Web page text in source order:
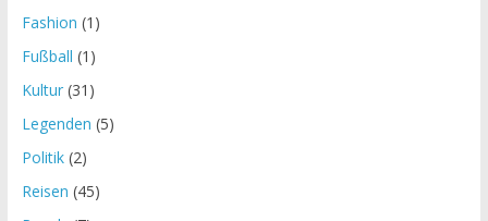
Fashion (1)
Fußball (1)
Kultur(31)
Legenden (5)
Politik(2)
Reisen (45)